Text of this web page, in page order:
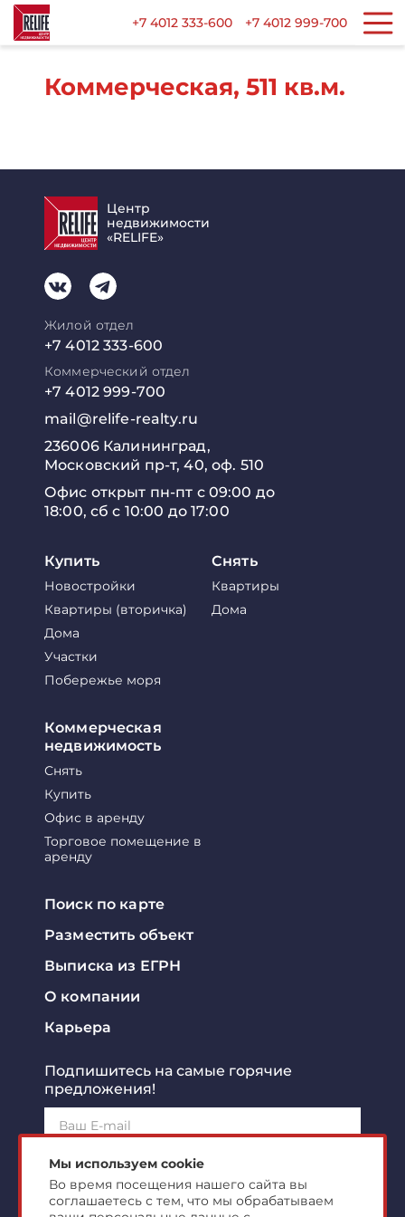
+7 4012 333-600 +7 4012 999-700
Коммерческая, 511 кв.м.
Центр
недвижимости
«RELIFE»
Жилой отдел
+7 4012 333-600
Коммерческий отдел
+7 4012 999-700
mail@relife-realty.ru
236006 Калининград,
Московский пр-т, 40, оф. 510
Офис открыт пн-пт с 09:00 до
18:00, сб с 10:00 до 17:00
Купить
Новостройки
Квартиры (вторичка)
Дома
Участки
Побережье моря
Снять
Квартиры
Дома
Коммерческая
недвижимость
Снять
Купить
Офис в аренду
Торговое помещение в
аренду
Поиск по карте
Разместить объект
Выписка из ЕГРН
О компании
Карьера
Подпишитесь на самые горячие
предложения!
Подписаться!
Я ознакомлен сполитикой конфиденциальности
согласен наобработку персональных данных
Мы используем cookie
Во время посещения нашего сайта вы
соглашаетесь с тем, что мы обрабатываем